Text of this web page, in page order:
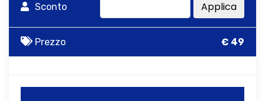
Sconto Applica
Prezzo € 49